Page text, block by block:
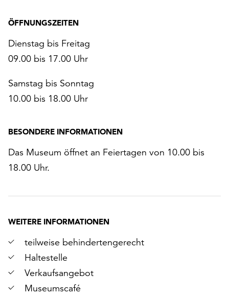
ÖFFNUNGSZEITEN
Dienstag bis Freitag
09.00 bis 17.00 Uhr
Samstag bis Sonntag
10.00 bis 18.00 Uhr
BESONDERE INFORMATIONEN
Das Museum öffnet an Feiertagen von 10.00 bis
18.00 Uhr.
WEITERE INFORMATIONEN
teilweise behindertengerecht
Haltestelle
Verkaufsangebot
Museumscafé